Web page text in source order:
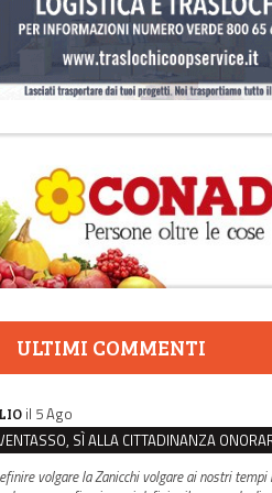
ULTIMI COMMENTI
il 5 Ago
volgare la Zanicchi volgare ai nostri tempi